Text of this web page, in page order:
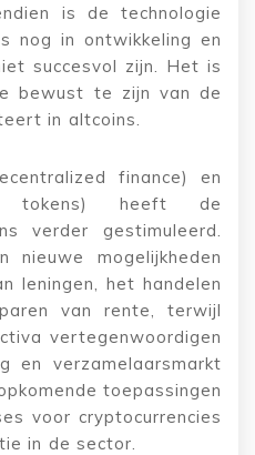
is de technologie
nog in ontwikkeling en
succesvol zijn. Het is
bewust te zijn van de
in altcoins.
finance) en
tokens) heeft de
verder gestimuleerd.
nieuwe mogelijkheden
leningen, het handelen
van rente, terwijl
vertegenwoordigen
en verzamelaarsmarkt
toepassingen
voor cryptocurrencies
in de sector.